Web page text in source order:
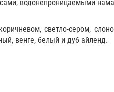
, водонепроницаемыми
светло-сером,
венге, белый и дуб айленд.